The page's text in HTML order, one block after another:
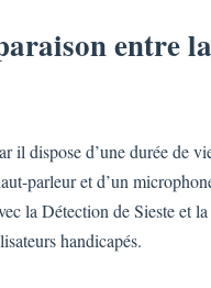
entre
il dispose d’une durée de
parleur et d’un
la Détection de Sieste et
handicapés.